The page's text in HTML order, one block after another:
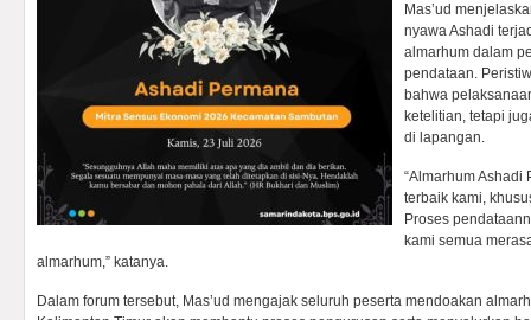
Mas’ud
nyawa Ashadi
almarhum dalam
pendataan.
bahwa
ketelitian, tetapi
di lapangan.
“Almarhum
terbaik kami,
Proses
kami semua
almarhum,” katanya.
Dalam forum tersebut, Mas’ud mengajak seluruh peserta mendoakan